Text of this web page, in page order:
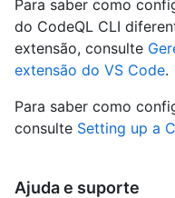
Para saber como
do CodeQL CLI
extensão, consulte
extensão do VS Code.
Para saber como
consulte Setting up a
Ajuda e suporte